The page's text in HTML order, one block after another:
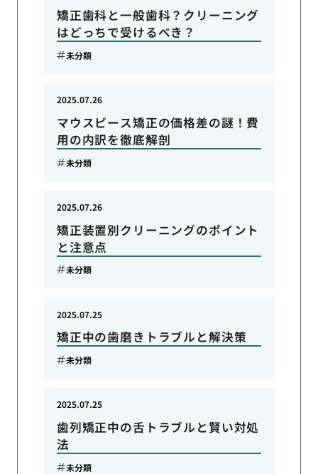
矯正歯科と一般歯科？クリーニング
はどっちで受けるべき？
未分類
マウスピース矯正の価格差の謎！費
用の内訳を徹底解剖
2025.07.26
未分類
矯正装置別クリーニングのポイント
と注意点
2025.07.26
未分類
矯正中の歯磨きトラブルと解決策
2025.07.25
未分類
歯列矯正中の舌トラブルと賢い対処
法
2025.07.25
未分類